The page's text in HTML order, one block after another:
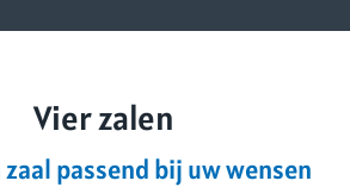
Vier zalen
passend bij uw wensen